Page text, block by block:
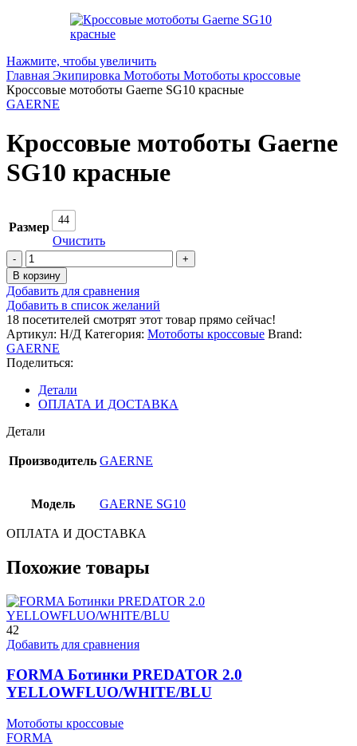
Нажмите, чтобы увеличить
Главная Экипировка Мотоботы Мотоботы кроссовые
Кроссовые мотоботы Gaerne SG10 красные
GAERNE
Кроссовые мотоботы Gaerne
SG10 красные
Размер 44
Очистить
Количество
товара
Кроссовые
мотоботы
Gaerne
SG10
красные
В корзину
Добавить для сравнения
Добавить в список желаний
18 посетителей смотрят этот товар прямо сейчас!
Артикул: Н/Д Категория: Мотоботы кроссовые Brand:
GAERNE
Поделиться:
Детали
ОПЛАТА И ДОСТАВКА
Детали
Производитель GAERNE
Модель GAERNE SG10
ОПЛАТА И ДОСТАВКА
Похожие товары
42
Добавить для сравнения
FORMA Ботинки PREDATOR 2.0
YELLOWFLUO/WHITE/BLU
Мотоботы кроссовые
FORMA